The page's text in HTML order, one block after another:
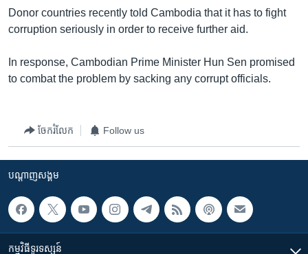
ចូល​
ទៅ​
ទំព័រ​
ស្វែង​
បណ្តាញ​សង្គម
ភាសា
Donor countries recently told Cambodia that it has to fight
corruption seriously in order to receive further aid.
In response, Cambodian Prime Minister Hun Sen promised
to combat the problem by sacking any corrupt officials.
ចែករំលែក Follow us
បណ្តាញ​សង្គម
កម្មវិធី​ទូរទស្សន៍